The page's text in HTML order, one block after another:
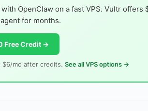
OpenClaw on a fast VPS. Vultr
for months.
Free Credit →
$6/mo after credits. See all VPS options →